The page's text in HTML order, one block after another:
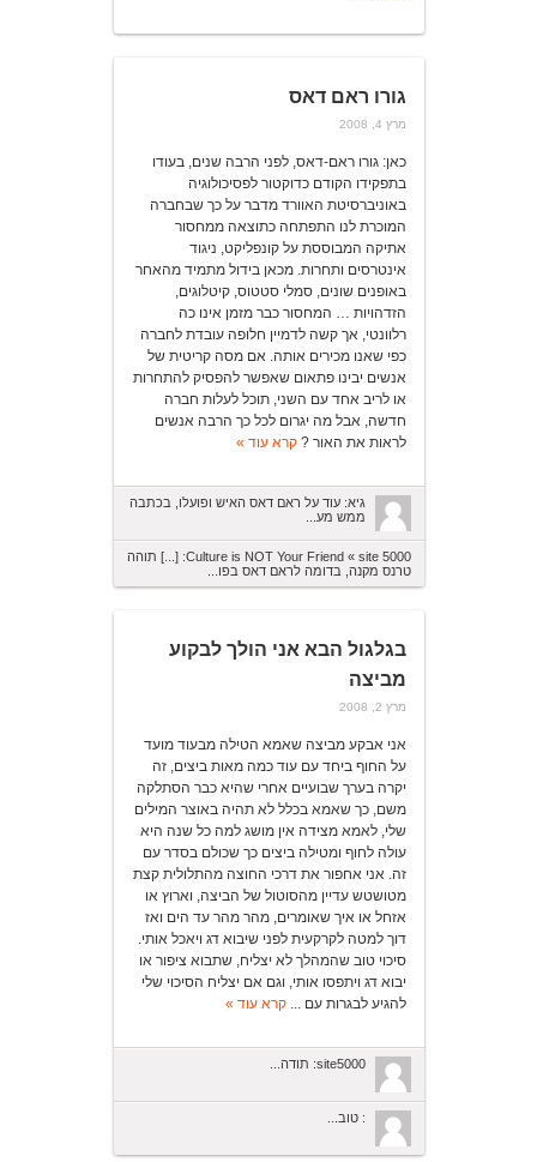
גורו ראם דאס
מרץ 4, 2008
כאן: גורו ראם-דאס, לפני הרבה שנים, בעודו
בתפקידו הקודם כדוקטור לפסיכולוגיה
באוניברסיטת האוורד מדבר על כך שבחברה
המוכרת לנו התפתחה כתוצאה ממחסור
אתיקה המבוססת על קונפליקט, ניגוד
אינטרסים ותחרות. מכאן בידול מתמיד מהאחר
באופנים שונים, סמלי סטטוס, קיטלוגים,
הזדהויות … המחסור כבר מזמן אינו כה
רלוונטי, אך קשה לדמיין חלופה עובדת לחברה
כפי שאנו מכירים אותה. אם מסה קריטית של
אנשים יבינו פתאום שאפשר להפסיק להתחרות
או לריב אחד עם השני, תוכל לעלות חברה
חדשה, אבל מה יגרום לכל כך הרבה אנשים
לראות את האור ?קרא עוד »
גיא: עוד על ראם דאס האיש ופועלו, בכתבה
ממש מע...
Culture is NOT Your Friend « site 5000: [...] תוהה
טרנס מקנה, בדומה לראם דאס בפו...
בגלגול הבא אני הולך לבקוע
מביצה
מרץ 2, 2008
אני אבקע מביצה שאמא הטילה מבעוד מועד
על החוף ביחד עם עוד כמה מאות ביצים, זה
יקרה בערך שבועיים אחרי שהיא כבר הסתלקה
משם, כך שאמא בכלל לא תהיה באוצר המילים
שלי, לאמא מצידה אין מושג למה כל שנה היא
עולה לחוף ומטילה ביצים כך שכולם בסדר עם
זה. אני אחפור את דרכי החוצה מהתלולית קצת
מטושטש עדיין מהסוטול של הביצה, וארוץ או
אזחל או איך שאומרים, מהר מהר עד הים ואז
דוך למטה לקרקעית לפני שיבוא דג ויאכל אותי.
סיכוי טוב שהמהלך לא יצליח, שתבוא ציפור או
יבוא דג ויתפסו אותי, וגם אם יצליח הסיכוי שלי
להגיע לבגרות עם ...קרא עוד »
site5000: תודה...
: טוב...